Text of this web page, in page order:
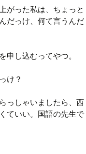
がった私は、ちょっと
だっけ、何て言うんだ
申し込むってやつ。
け？
っしゃいましたら、西
ていい。国語の先生で